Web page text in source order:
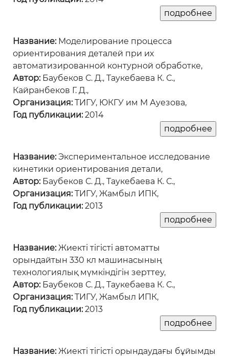
Название:Моделирование процесса
ориентирования деталей при их
автоматизированной контурной обработке,
Автор:Баубеков С. Д., Таукебаева К. С.,
Кайранбеков Г. Д.,
Организация:ТИГУ, ЮКГУ им М Ауезова,
Год публикации:2014
Название:Экспериментальное исследование
кинетики ориентирования детали,
Автор:Баубеков С. Д., Таукебаева К. С.,
Организация:ТИГУ, Жамбыл ИПК,
Год публикации:2013
Название:Жиекті тігісті автоматты
орындайтын 330 кл машинасының
технологиялық мүмкіндігін зерттеу,
Автор:Баубеков С. Д., Таукебаева К. С.,
Организация:ТИГУ, Жамбыл ИПК,
Год публикации:2013
Название:Жиекті тігісті орындаудағы бұйымды